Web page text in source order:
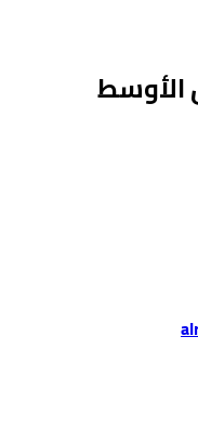
الأوسط